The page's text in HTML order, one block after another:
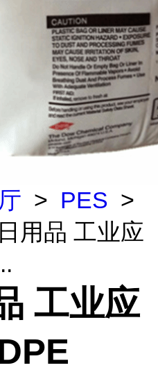
> PES >
用品 工业应
工业应